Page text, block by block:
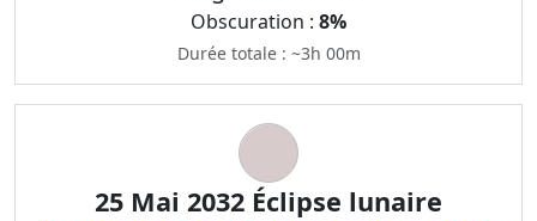
Obscuration : 8%
Durée totale : ~3h 00m
25 Mai 2032 Éclipse lunaire